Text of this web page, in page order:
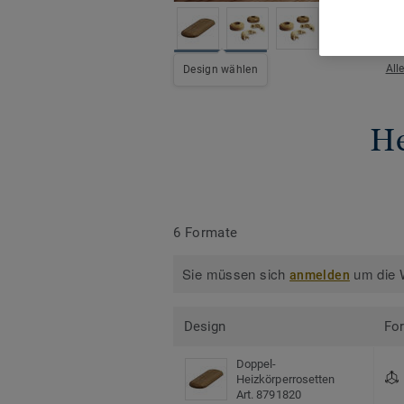
Design wählen
6 Formate
Sie müssen sichanmelden um die
Design
Doppel-
Heizkörperrosetten
Art. 8791820